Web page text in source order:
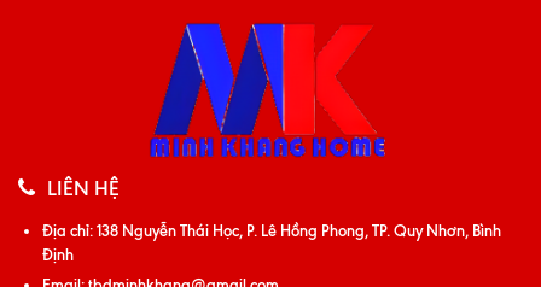
LIÊN HỆ
Địa chỉ:138 Nguyễn Thái Học, P. Lê Hồng Phong, TP. Quy Nhơn, Bình
Định